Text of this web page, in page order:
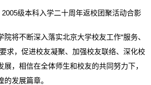
2005级本科入学二十周年返校团聚活动合影
院将不断深入落实北京大学校友工作“服务、
求，促进校友凝聚、加强校友联络、深化校
展，相信在全体师生和校友的共同努力下，
发展篇章。